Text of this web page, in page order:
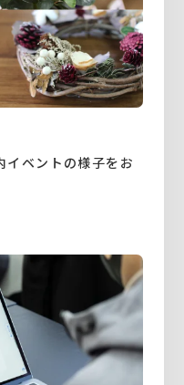
イベントの様子をお